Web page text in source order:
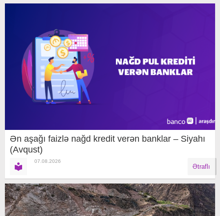
Ən aşağı faizlə nağd kredit verən banklar – Siyahı
(Avqust)
07.08.2026
Ətraflı